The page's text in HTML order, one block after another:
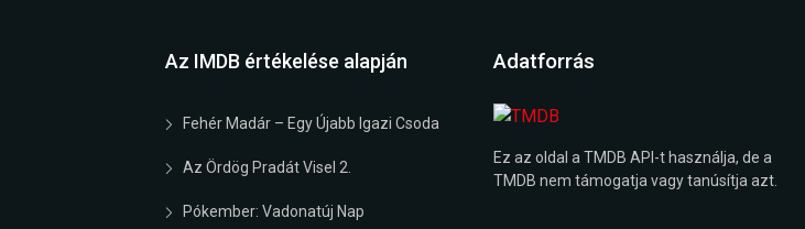
Az IMDB értékelése alapján
Fehér Madár – Egy Újabb Igazi Csoda
Az Ördög Pradát Visel 2.
Pókember: Vadonatúj Nap
Adatforrás
Ez az oldal a TMDB API-t használja, de a
TMDB nem támogatja vagy tanúsítja azt.